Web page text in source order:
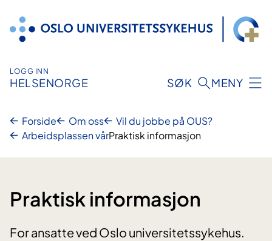
innhold
LOGG INN
HELSENORGE SØK MENY
Forside Om oss
Vil du jobbe på OUS?
Arbeidsplassen vårPraktisk informasjon
Praktisk informasjon
For ansatte ved Oslo universitetssykehus.